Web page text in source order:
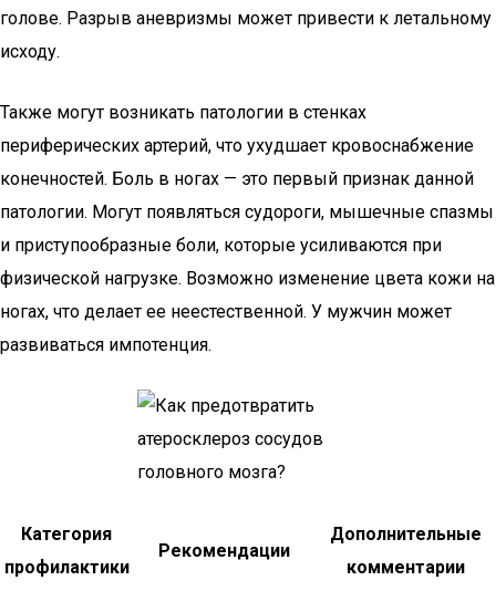
голове. Разрыв аневризмы может привести к летальному
исходу.
Также могут возникать патологии в стенках
периферических артерий, что ухудшает кровоснабжение
конечностей. Боль в ногах — это первый признак данной
патологии. Могут появляться судороги, мышечные спазмы
и приступообразные боли, которые усиливаются при
физической нагрузке. Возможно изменение цвета кожи на
ногах, что делает ее неестественной. У мужчин может
развиваться импотенция.
Категория
профилактики
Рекомендации
Дополнительные
комментарии